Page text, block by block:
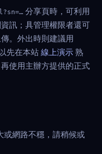
分享頁時，可利用
訊；具管理權限者還可
。外出時則建議用
先在本站線上演示熟
使用主辦方提供的正式
或網路不穩，請稍候或